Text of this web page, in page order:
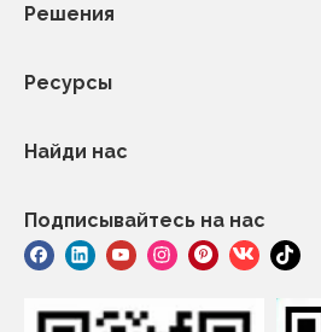
Решения
Ресурсы
Найди нас
Подписывайтесь на нас